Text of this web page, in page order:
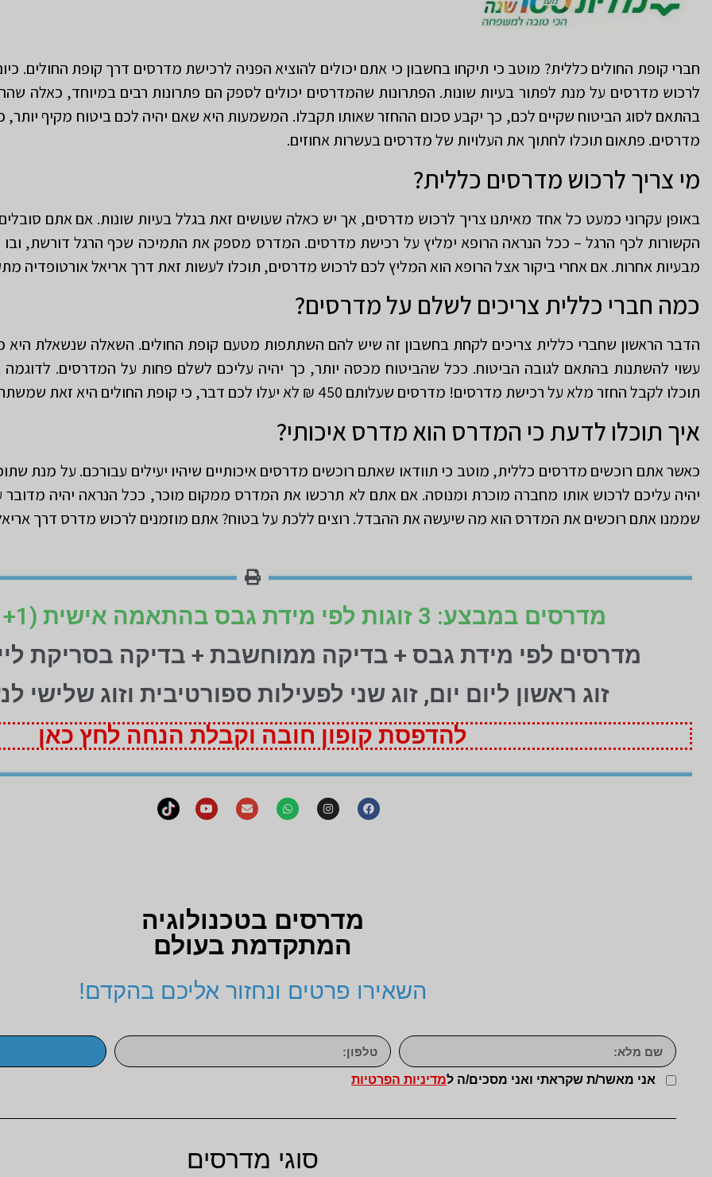
חברי קופת החולים כללית? מוטב כי תיקחו בחשבון כי אתם יכולים להוציא הפניה לרכישת מדרסים דרך קופת החולים.
לרכוש מדרסים על מנת לפתור בעיות שונות. הפתרונות שהמדרסים יכולים לספק הם פתרונות רבים במיוחד, כאלה
בהתאם לסוג הביטוח שקיים לכם, כך יקבע סכום ההחזר שאותו תקבלו. המשמעות היא שאם יהיה לכם ביטוח מקיף
מדרסים. פתאום תוכלו לחתוך את העלויות של מדרסים בעשרות אחוזים.
מי צריך לרכוש מדרסים כללית?
באופן עקרוני כמעט כל אחד מאיתנו צריך לרכוש מדרסים, אך יש כאלה שעושים זאת בגלל בעיות שונות. אם אתם
הקשורות לכף הרגל – ככל הנראה הרופא ימליץ על רכישת מדרסים. המדרס מספק את התמיכה שכף הרגל דורשת,
מבעיות אחרות. אם אחרי ביקור אצל הרופא הוא המליץ לכם לרכוש מדרסים, תוכלו לעשות זאת דרך אריאל אורטופדיה
כמה חברי כללית צריכים לשלם על מדרסים?
הדבר הראשון שחברי כללית צריכים לקחת בחשבון זה שיש להם השתתפות מטעם קופת החולים. השאלה שנשאלת היא
עשוי להשתנות בהתאם לגובה הביטוח. ככל שהביטוח מכסה יותר, כך יהיה עליכם לשלם פחות על המדרסים.
תוכלו לקבל החזר מלא על רכישת מדרסים! מדרסים שעלותם 450 ₪ לא יעלו לכם דבר, כי קופת החולים היא זאת שמשתתפת בהוצאות.
איך תוכלו לדעת כי המדרס הוא מדרס איכותי?
כאשר אתם רוכשים מדרסים כללית, מוטב כי תוודאו שאתם רוכשים מדרסים איכותיים שיהיו יעילים עבורכם. על מנת
יהיה עליכם לרכוש אותו מחברה מוכרת ומנוסה. אם אתם לא תרכשו את המדרס ממקום מוכר, ככל הנראה יהיה
שממנו אתם רוכשים את המדרס הוא מה שיעשה את ההבדל. רוצים ללכת על בטוח? אתם מוזמנים לרכוש מדרס דרך
מדרסים במבצע: 3 זוגות לפי מידת גבס בהתאמה אישית (1+1+1 חינם)
מדרסים לפי מידת גבס + בדיקה ממוחשבת + בדיקה בסריקת
זוג ראשון ליום יום, זוג שני לפעילות ספורטיבית וזוג שלישי
להדפסת קופון חובה וקבלת הנחה לחץ כאן
מדרסים בטכנולוגיה
המתקדמת בעולם
השאירו פרטים ונחזור אליכם בהקדם!
אני מאשר/ת שקראתי ואני מסכים/ה למדיניות הפרטיות
סוגי מדרסים